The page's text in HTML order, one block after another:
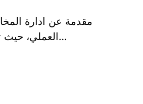
مقدمة عن ادارة
العملي، حيث تلعب دوراً حيوياً في تقليل المخاطر المحتملة وتحقيق الاستقرار و…